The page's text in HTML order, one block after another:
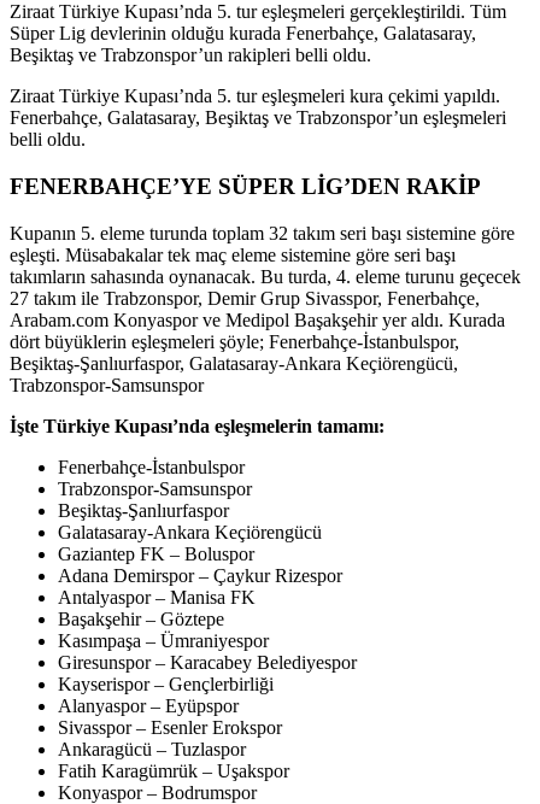
Ziraat Türkiye Kupası’nda 5. tur eşleşmeleri gerçekleştirildi. Tüm
Süper Lig devlerinin olduğu kurada Fenerbahçe, Galatasaray,
Beşiktaş ve Trabzonspor’un rakipleri belli oldu.
Ziraat Türkiye Kupası’nda 5. tur eşleşmeleri kura çekimi yapıldı.
Fenerbahçe, Galatasaray, Beşiktaş ve Trabzonspor’un eşleşmeleri
belli oldu.
FENERBAHÇE’YE SÜPER LİG’DEN RAKİP
Kupanın 5. eleme turunda toplam 32 takım seri başı sistemine göre
eşleşti. Müsabakalar tek maç eleme sistemine göre seri başı
takımların sahasında oynanacak. Bu turda, 4. eleme turunu geçecek
27 takım ile Trabzonspor, Demir Grup Sivasspor, Fenerbahçe,
Arabam.com Konyaspor ve Medipol Başakşehir yer aldı. Kurada
dört büyüklerin eşleşmeleri şöyle; Fenerbahçe-İstanbulspor,
Beşiktaş-Şanlıurfaspor, Galatasaray-Ankara Keçiörengücü,
Trabzonspor-Samsunspor
İşte Türkiye Kupası’nda eşleşmelerin tamamı:
Fenerbahçe-İstanbulspor
Trabzonspor-Samsunspor
Beşiktaş-Şanlıurfaspor
Galatasaray-Ankara Keçiörengücü
Gaziantep FK – Boluspor
Adana Demirspor – Çaykur Rizespor
Antalyaspor – Manisa FK
Başakşehir – Göztepe
Kasımpaşa – Ümraniyespor
Giresunspor – Karacabey Belediyespor
Kayserispor – Gençlerbirliği
Alanyaspor – Eyüpspor
Sivasspor – Esenler Erokspor
Ankaragücü – Tuzlaspor
Fatih Karagümrük – Uşakspor
Konyaspor – Bodrumspor